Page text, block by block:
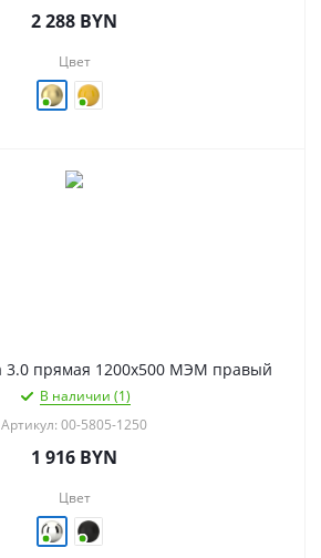
2 288 BYN
Цвет
Сунержа Богема 3.0 прямая 1200х500 МЭМ правый
В наличии (1)
Артикул: 00-5805-1250
1 916 BYN
Цвет